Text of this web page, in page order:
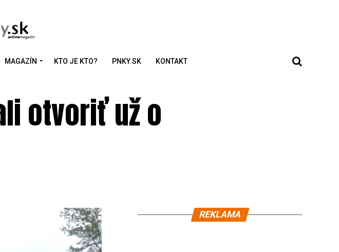
MAGAZÍN KTO JE KTO? PNKY.SK KONTAKT
otvoriť už o
REKLAMA